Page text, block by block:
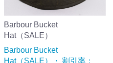
Barbour Bucket
Hat（SALE）
Barbour Bucket
Hat（SALE）・ 割引率：